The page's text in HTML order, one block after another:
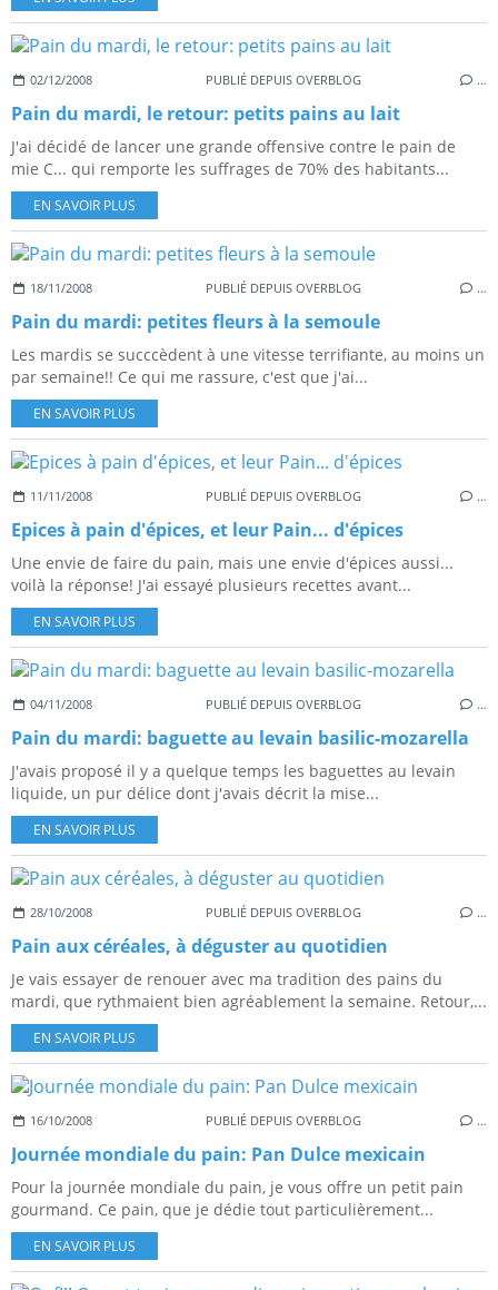
02/12/2008 PUBLIÉ DEPUIS OVERBLOG …
Pain du mardi, le retour: petits pains au lait
J'ai décidé de lancer une grande offensive contre le pain de
mie C... qui remporte les suffrages de 70% des habitants...
EN SAVOIR PLUS
18/11/2008 PUBLIÉ DEPUIS OVERBLOG …
Pain du mardi: petites fleurs à la semoule
Les mardis se succcèdent à une vitesse terrifiante, au moins un
par semaine!! Ce qui me rassure, c'est que j'ai...
EN SAVOIR PLUS
11/11/2008 PUBLIÉ DEPUIS OVERBLOG …
Epices à pain d'épices, et leur Pain... d'épices
Une envie de faire du pain, mais une envie d'épices aussi...
voilà la réponse! J'ai essayé plusieurs recettes avant...
EN SAVOIR PLUS
04/11/2008 PUBLIÉ DEPUIS OVERBLOG …
Pain du mardi: baguette au levain basilic-mozarella
J'avais proposé il y a quelque temps les baguettes au levain
liquide, un pur délice dont j'avais décrit la mise...
EN SAVOIR PLUS
28/10/2008 PUBLIÉ DEPUIS OVERBLOG …
Pain aux céréales, à déguster au quotidien
Je vais essayer de renouer avec ma tradition des pains du
mardi, que rythmaient bien agréablement la semaine. Retour,...
EN SAVOIR PLUS
16/10/2008 PUBLIÉ DEPUIS OVERBLOG …
Journée mondiale du pain: Pan Dulce mexicain
Pour la journée mondiale du pain, je vous offre un petit pain
gourmand. Ce pain, que je dédie tout particulièrement...
EN SAVOIR PLUS